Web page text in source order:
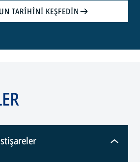
TARİHİNİ KEŞFEDİN
opens
new